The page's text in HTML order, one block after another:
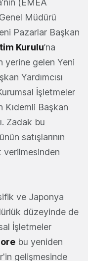
(EMEA
Müdürü
Pazarlar Başkan
Kurulu’na
yerine gelen Yeni
Yardımcısı
İşletmeler
Kıdemli Başkan
Zadak bu
satışlarının
verilmesinden
ve Japonya
düzeyinde de
İşletmeler
bu yeniden
gelişmesinde